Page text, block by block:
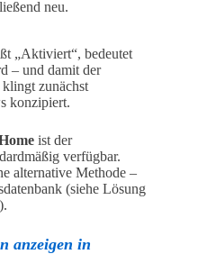
neu.
„Aktiviert“, bedeutet
– und damit der
zunächst
konzipiert.
ist der
verfügbar.
alternative Methode –
(siehe Lösung
anzeigen in